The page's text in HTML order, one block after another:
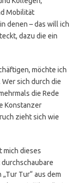
Mobilität
denen – das will ich
dazu die ein
möchte ich
sich durch die
die Rede
Konstanzer
zieht sich wie
mich dieses
Tur“ aus dem